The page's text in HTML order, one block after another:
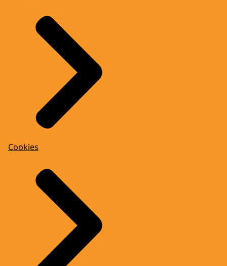
Cookies